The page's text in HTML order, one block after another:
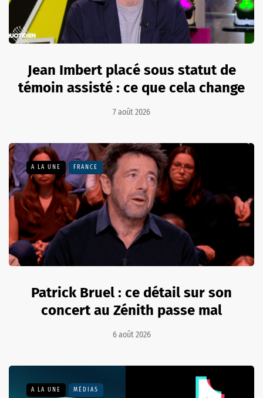
Jean Imbert placé sous statut de
témoin assisté : ce que cela change
7 août 2026
A LA UNE FRANCE
Patrick Bruel : ce détail sur son
concert au Zénith passe mal
6 août 2026
A LA UNE MÉDIAS